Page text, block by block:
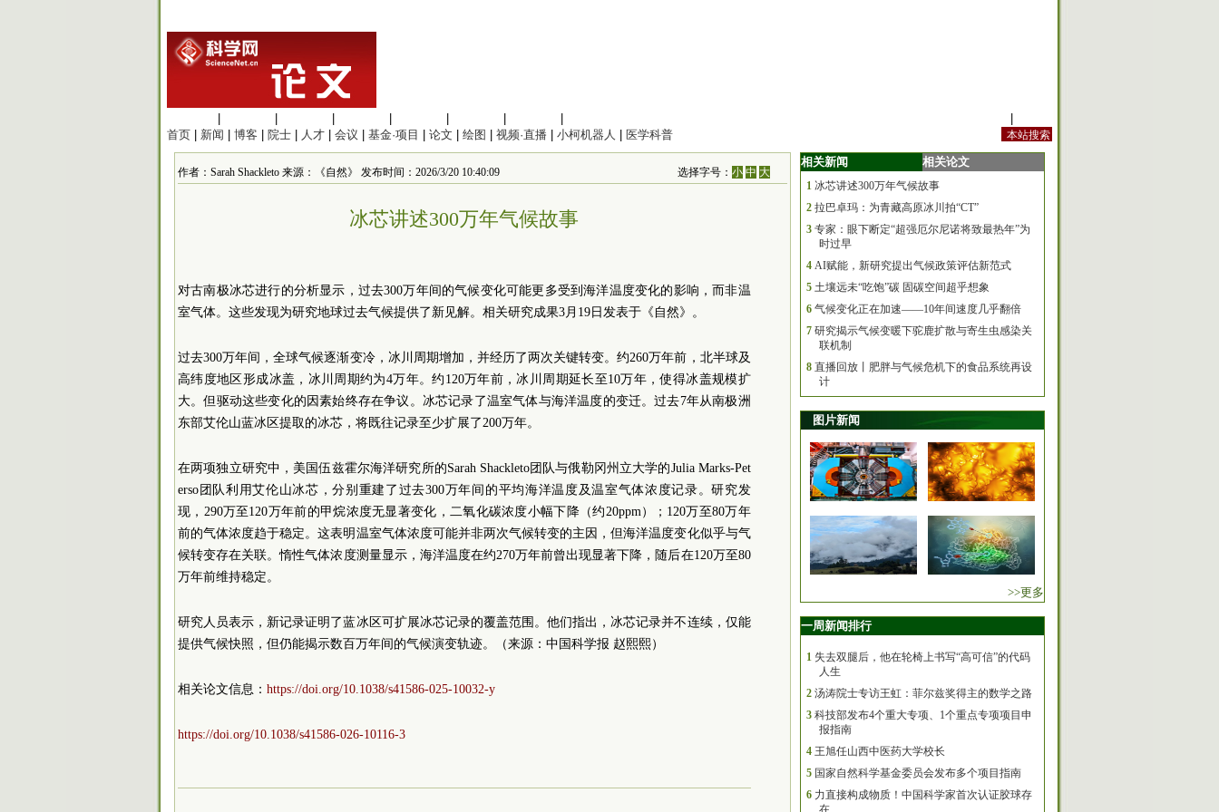
首页
新闻 博客 院士 人才 会议 基金·项目 论文 绘图 视频·直播 小柯机器人 医学科普
作者：Sarah Shackleto 来源：《自然》 发布时间：2026/3/20 10:40:09 选择字号：小 中 大
冰芯讲述300万年气候故事
对古南极冰芯进行的分析显示，过去300万年间的气候变化可能更多受到海洋温度变化的影响，而非温
室气体。这些发现为研究地球过去气候提供了新见解。相关研究成果3月19日发表于《自然》。
过去300万年间，全球气候逐渐变冷，冰川周期增加，并经历了两次关键转变。约260万年前，北半球及
高纬度地区形成冰盖，冰川周期约为4万年。约120万年前，冰川周期延长至10万年，使得冰盖规模扩
大。但驱动这些变化的因素始终存在争议。冰芯记录了温室气体与海洋温度的变迁。过去7年从南极洲
东部艾伦山蓝冰区提取的冰芯，将既往记录至少扩展了200万年。
在两项独立研究中，美国伍兹霍尔海洋研究所的Sarah Shackleto团队与俄勒冈州立大学的Julia Marks-Pet
erso团队利用艾伦山冰芯，分别重建了过去300万年间的平均海洋温度及温室气体浓度记录。研究发
现，290万至120万年前的甲烷浓度无显著变化，二氧化碳浓度小幅下降（约20ppm）；120万至80万年
前的气体浓度趋于稳定。这表明温室气体浓度可能并非两次气候转变的主因，但海洋温度变化似乎与气
候转变存在关联。惰性气体浓度测量显示，海洋温度在约270万年前曾出现显著下降，随后在120万至80
万年前维持稳定。
研究人员表示，新记录证明了蓝冰区可扩展冰芯记录的覆盖范围。他们指出，冰芯记录并不连续，仅能
提供气候快照，但仍能揭示数百万年间的气候演变轨迹。（来源：中国科学报 赵熙熙）
相关论文信息： https://doi.org/10.1038/s41586-025-10032-y
https://doi.org/10.1038/s41586-026-10116-3
相关新闻 相关论文
1 冰芯讲述300万年气候故事
2 拉巴卓玛：为青藏高原冰川拍“CT”
3 专家：眼下断定“超强厄尔尼诺将致最热年”为
时过早
4 AI赋能，新研究提出气候政策评估新范式
5 土壤远未“吃饱”碳 固碳空间超乎想象
6 气候变化正在加速——10年间速度几乎翻倍
7 研究揭示气候变暖下驼鹿扩散与寄生虫感染关
联机制
8 直播回放丨肥胖与气候危机下的食品系统再设
计
图片新闻
>>更多
一周新闻排行
1 失去双腿后，他在轮椅上书写“高可信”的代码
人生
2 汤涛院士专访王虹：菲尔兹奖得主的数学之路
3 科技部发布4个重大专项、1个重点专项项目申
报指南
4 王旭任山西中医药大学校长
5 国家自然科学基金委员会发布多个项目指南
6 力直接构成物质！中国科学家首次认证胶球存
在